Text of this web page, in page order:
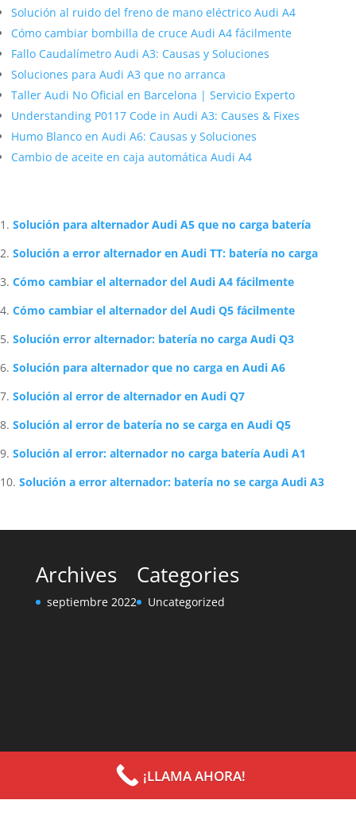
Solución al ruido del freno de mano eléctrico Audi A4
Cómo cambiar bombilla de cruce Audi A4 fácilmente
Fallo Caudalímetro Audi A3: Causas y Soluciones
Soluciones para Audi A3 que no arranca
Taller Audi No Oficial en Barcelona | Servicio Experto
Understanding P0117 Code in Audi A3: Causes & Fixes
Humo Blanco en Audi A6: Causas y Soluciones
Cambio de aceite en caja automática Audi A4
Solución para alternador Audi A5 que no carga batería
Solución a error alternador en Audi TT: batería no carga
Cómo cambiar el alternador del Audi A4 fácilmente
Cómo cambiar el alternador del Audi Q5 fácilmente
Solución error alternador: batería no carga Audi Q3
Solución para alternador que no carga en Audi A6
Solución al error de alternador en Audi Q7
Solución al error de batería no se carga en Audi Q5
Solución al error: alternador no carga batería Audi A1
Solución a error alternador: batería no se carga Audi A3
Archives
septiembre 2022
Categories
Uncategorized
¡LLAMA AHORA!